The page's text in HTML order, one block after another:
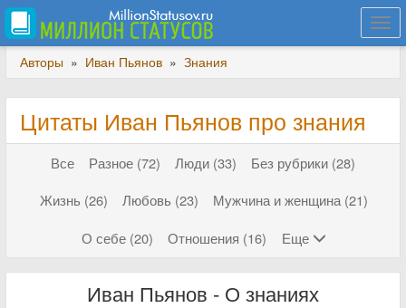
Авторы » Иван Пьянов » Знания
Цитаты Иван Пьянов про знания
Все Разное (72) Люди (33)
Без рубрики (28)
Жизнь (26)
Любовь (23)
Мужчина и женщина (21)
О себе (20)
Отношения (16) Еще
Иван Пьянов - О знаниях